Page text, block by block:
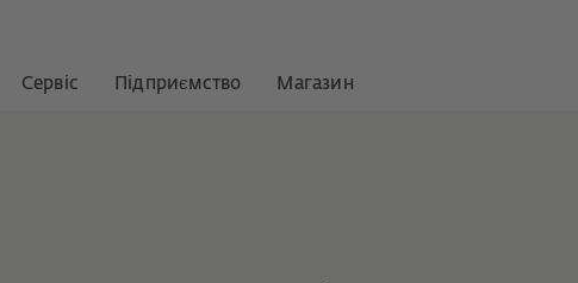
Сервіс Підприємство Магазин